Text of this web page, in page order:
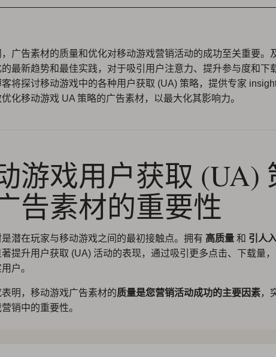
广告素材的质量和优化对移动游戏营销活动的成功至关重要。
最新趋势和最佳实践，对于吸引用户注意力、提升参与度和下
将探讨移动游戏中的各种用户获取 (UA) 策略，提供专家
化移动游戏 UA 策略的广告素材，以最大化其影响力。
游戏用户获取 (UA)
告素材的重要性
潜在玩家与移动游戏之间的最初接触点。拥有 高质量 和 引人
提升用户获取 (UA) 活动的表现，通过吸引更多点击、下载量
户。
明，移动游戏广告素材的质量是您营销活动成功的主要因素，
销中的重要性。